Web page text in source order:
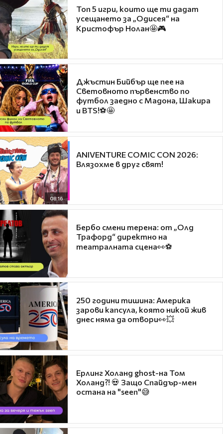
Топ 5 игри, които ще ти дадат
усещането за „Одисея“ на
Кристофър Нолан🤩🎮
Джъстин Бийбър ще пее на
Световното първенство по
футбол заедно с Мадона, Шакира
и BTS!⚽🤩
08:16
ANIVENTURE COMIC CON 2026:
Влязохме в друг свят!
Бербо смени терена: от „Олд
Трафорд“ директно на
театралната сцена👀⚽
250 години тишина: Америка
зарови капсула, която никой жив
днес няма да отвори👀💥
Ерлинг Холанд ghost-на Том
Холанд?! 💀 Защо Спайдър-мен
остана на "seen"😅